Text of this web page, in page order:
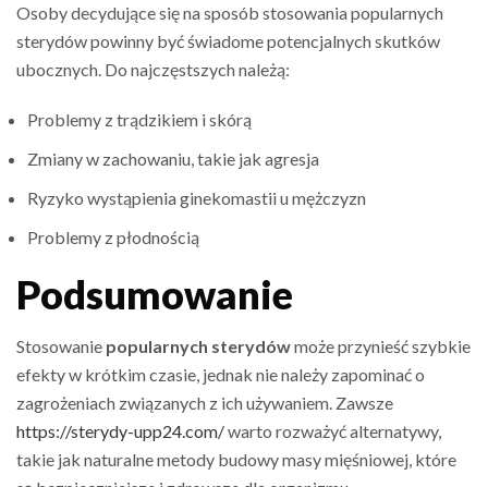
Osoby decydujące się na sposób stosowania popularnych
sterydów powinny być świadome potencjalnych skutków
ubocznych. Do najczęstszych należą:
Problemy z trądzikiem i skórą
Zmiany w zachowaniu, takie jak agresja
Ryzyko wystąpienia ginekomastii u mężczyzn
Problemy z płodnością
Podsumowanie
Stosowanie popularnych sterydówmoże przynieść szybkie
efekty w krótkim czasie, jednak nie należy zapominać o
zagrożeniach związanych z ich używaniem. Zawsze
https://sterydy-upp24.com/warto rozważyć alternatywy,
takie jak naturalne metody budowy masy mięśniowej, które